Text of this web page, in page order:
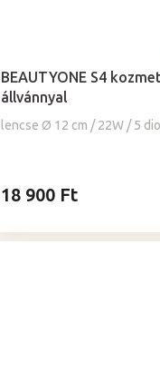
BEAUTYONE S4
állvánnyal
lencse Ø 12 cm / 22W / 5
átlagos
értékelése
5-
18 900 Ft